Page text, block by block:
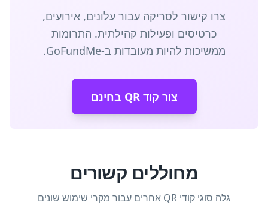
צרו קישור לסריקה עבור עלונים, אירועים,
כרטיסים ופעילות קהילתית. התרומות
ממשיכות להיות מעובדות ב-GoFundMe.
צור קוד QR בחינם
מחוללים קשורים
גלה סוגי קודי QR אחרים עבור מקרי שימוש שונים